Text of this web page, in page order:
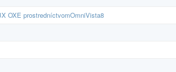
OXE prostredníctvomOmniVista8